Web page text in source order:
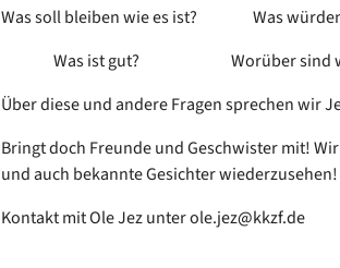
Was soll bleiben wie es ist? Was würden
Was ist gut? Worüber sind wir
Über diese und andere Fragen sprechen wir
Bringt doch Freunde und Geschwister mit!
und auch bekannte Gesichter wiederzusehen!
Kontakt mit Ole Jez unter ole.jez@kkzf.de